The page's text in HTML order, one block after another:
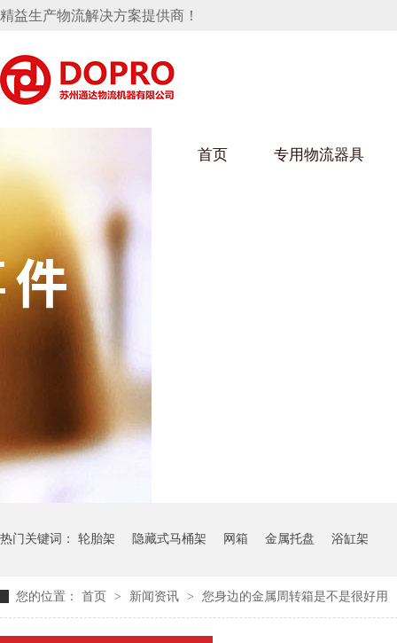
精益生产物流解决方案提供商！
首页 专用物流器具
麻豆天美在线观看架
速箱托盘 保险杠料架
冲压件料架
消声器料架
手推车
气瓶料架
藏式马桶水箱支架
汽车行业
热门关键词： 轮胎架 隐藏式马桶架 网箱 金属托盘 浴缸架
您的位置： 首页 > 新闻资讯 > 您身边的金属周转箱是不是很好用